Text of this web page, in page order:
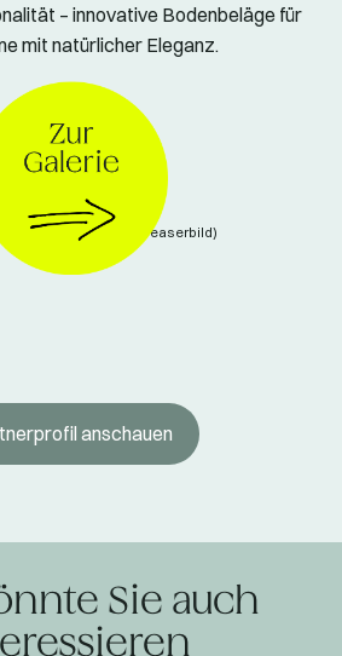
– innovative Bodenbeläge für
mit natürlicher Eleganz.
Glaser (Bild 2-4 + Teaserbild)
anschauen
Sie auch